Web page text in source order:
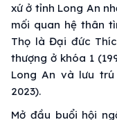
xứ ở tỉnh Long An
mối quan hệ thân
Thọ là Đại đức
thượng ở khóa 1
Long An và lưu
2023).
Mở đầu buổi hội